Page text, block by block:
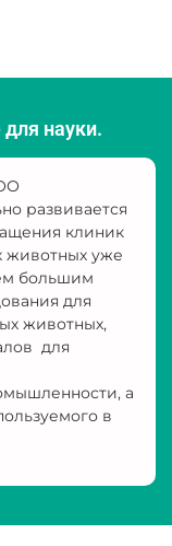
науки.
развивается
клиник
животных уже
большим
для
животных,
для
а
в